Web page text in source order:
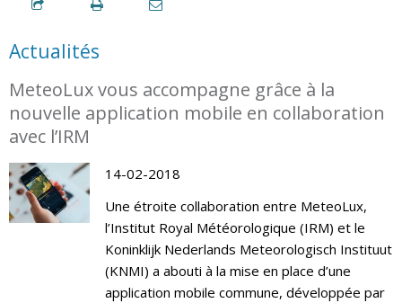
Actualités
MeteoLux vous accompagne grâce à la
nouvelle application mobile en collaboration
avec l’IRM
14-02-2018
Une étroite collaboration entre MeteoLux,
l’Institut Royal Météorologique (IRM) et le
Koninklijk Nederlands Meteorologisch Instituut
(KNMI) a abouti à la mise en place d’une
application mobile commune, développée par